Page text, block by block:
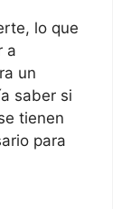
lo que
a
un
saber si
tienen
para